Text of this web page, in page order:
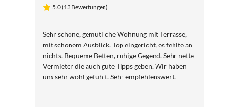
5.0 (13 Bewertungen)
Sehr schöne, gemütliche Wohnung mit Terrasse,
mit schönem Ausblick. Top eingericht, es fehlte an
nichts. Bequeme Betten, ruhige Gegend. Sehr nette
Vermieter die auch gute Tipps geben. Wir haben
uns sehr wohl gefühlt. Sehr empfehlenswert.